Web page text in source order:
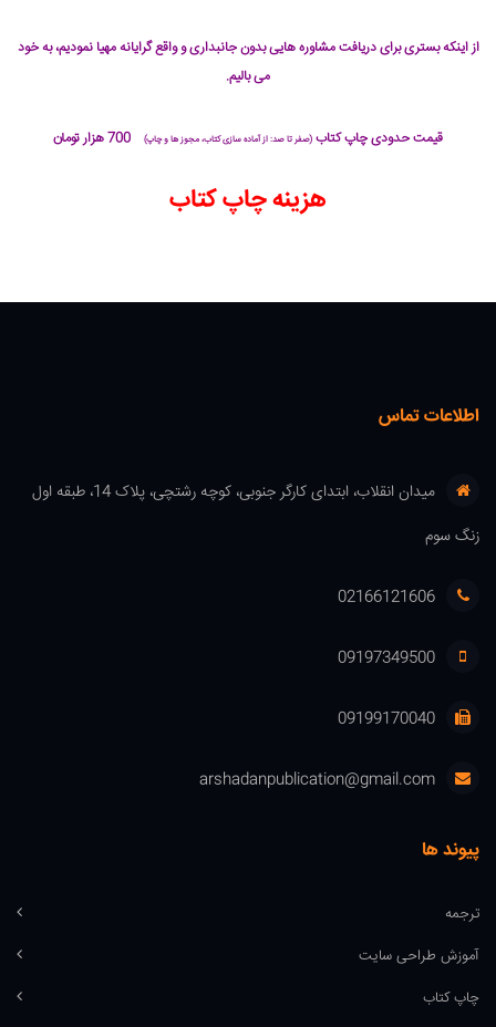
از اینکه بستری برای دریافت مشاوره هایی بدون جانبداری و واقع گرایانه مهیا نمودیم، به خود
می بالیم.
قیمت حدودی چاپ کتاب (صفر تا صد: از آماده سازی کتاب، مجوز ها و چاپ)
هزینه چاپ کتاب
اطلاعات تماس
میدان انقلاب، ابتدای کارگر جنوبی، کوچه رشتچی، پلاک 14، طبقه اول
زنگ سوم
02166121606
09197349500
09199170040
arshadanpublication@gmail.com
پیوند ها
ترجمه
آموزش طراحی سایت
چاپ کتاب